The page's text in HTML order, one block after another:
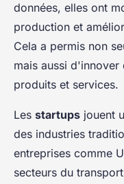
données, elles ont
production et
Cela a permis non
mais aussi d'innover
produits et services.
Les startups jouent
des industries
entreprises comme
secteurs du